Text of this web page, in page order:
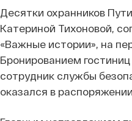
Десятки охранников
Катериной Тихоновой,
«Важные истории», на
Бронированием
сотрудник службы
оказался в